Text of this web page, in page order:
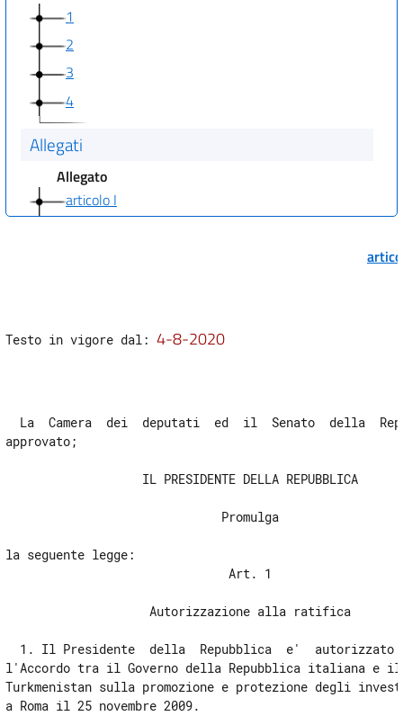
1
2
3
4
Allegati
Allegato
articolo I
articolo VI
articolo IX
articolo X
articolo XIV
Agreement
Testo in vigore dal: 4-8-2020
La  Camera  dei  deputati  ed  il  Senato  della
approvato;
                   IL PRESIDENTE DELLA REPUBBLICA
                              Promulga
la seguente legge:
                               Art. 1
                    Autorizzazione alla ratifica
1. Il Presidente  della  Repubblica  e'  autorizzato
l'Accordo tra il Governo della Repubblica italiana e il
Turkmenistan sulla promozione e protezione degli